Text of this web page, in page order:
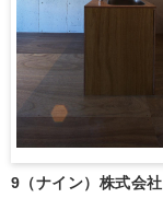
9（ナイン）株式会社